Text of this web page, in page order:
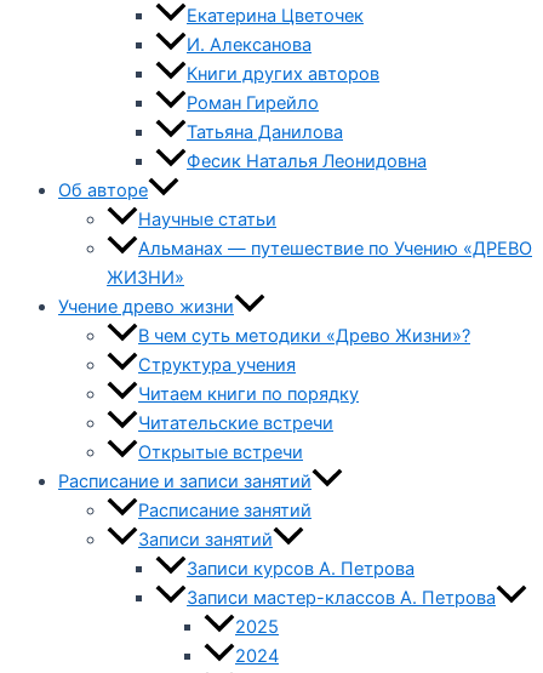
Екатерина Цветочек
И. Алексанова
Книги других авторов
Роман Гирейло
Татьяна Данилова
Фесик Наталья Леонидовна
Об авторе
Научные статьи
Альманах — путешествие по Учению «ДРЕВО
ЖИЗНИ»
Учение древо жизни
В чем суть методики «Древо Жизни»?
Структура учения
Читаем книги по порядку
Читательские встречи
Открытые встречи
Расписание и записи занятий
Расписание занятий
Записи занятий
Записи курсов А. Петрова
Записи мастер-классов А. Петрова
2025
2024